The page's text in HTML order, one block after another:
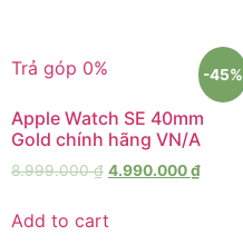
Trả góp 0% -45%
Apple Watch SE 40mm
Gold chính hãng VN/A
8.999.000₫ 4.990.000₫
Add to cart